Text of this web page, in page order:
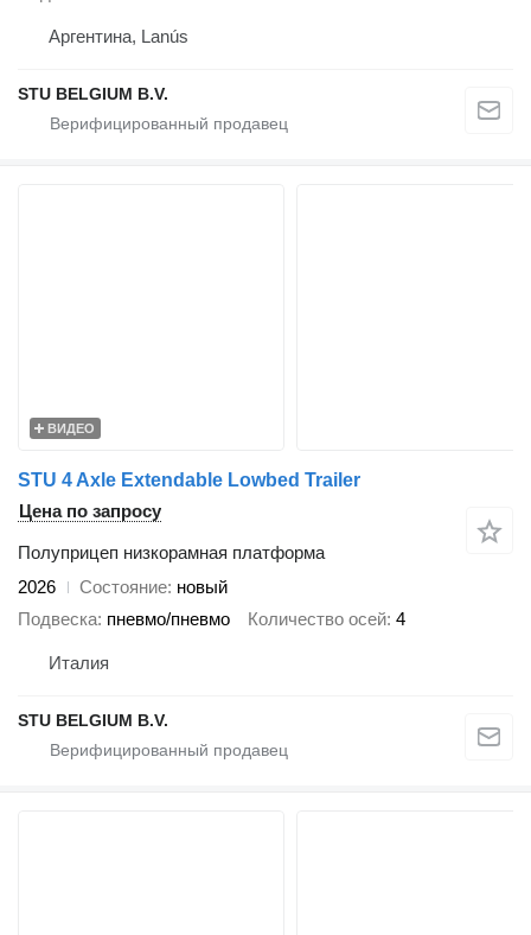
Аргентина, Lanús
STU BELGIUM B.V.
ВИДЕО
STU 4 Axle Extendable Lowbed Trailer
Цена по запросу
Полуприцеп низкорамная платформа
2026
Состояние новый
Подвеска пневмо/пневмо Количество осей 4
Италия
STU BELGIUM B.V.